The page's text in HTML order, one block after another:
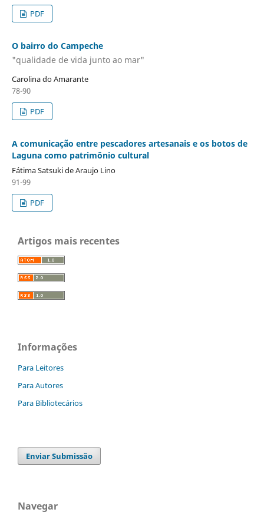
PDF
O bairro do Campeche
"qualidade de vida junto ao mar"
Carolina do Amarante
78-90
PDF
A comunicação entre pescadores artesanais e os botos de
Laguna como patrimônio cultural
Fátima Satsuki de Araujo Lino
91-99
PDF
Artigos mais recentes
Informações
Para Leitores
Para Autores
Para Bibliotecários
Enviar Submissão
Navegar